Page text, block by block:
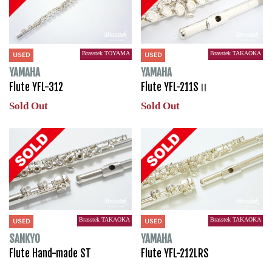
USED Brasstek TOYAMA
YAMAHA
Flute YFL-312
Sold Out
USED Brasstek TAKAOKA
YAMAHA
Flute YFL-211SⅡ
Sold Out
USED Brasstek TAKAOKA
SANKYO
Flute Hand-made ST
USED Brasstek TAKAOKA
YAMAHA
Flute YFL-212LRS